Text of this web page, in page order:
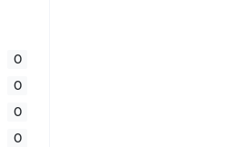
0
0
0
0